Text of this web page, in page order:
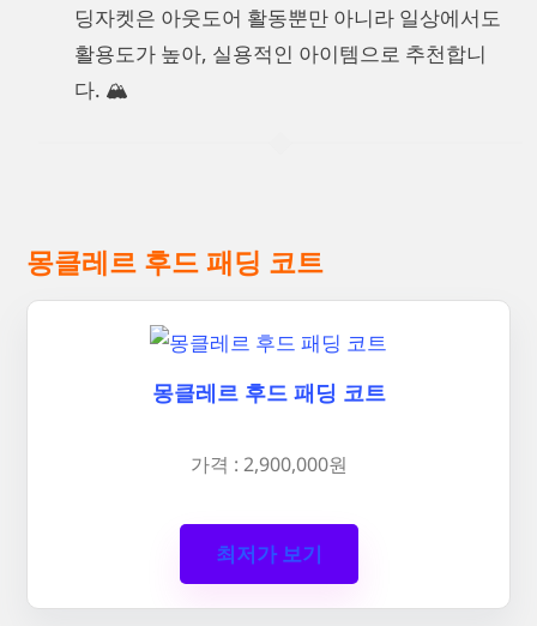
딩자켓은 아웃도어 활동뿐만 아니라 일상에서도
활용도가 높아, 실용적인 아이템으로 추천합니
다. 🏔️
몽클레르 후드 패딩 코트
몽클레르 후드 패딩 코트
가격 : 2,900,000원
최저가 보기